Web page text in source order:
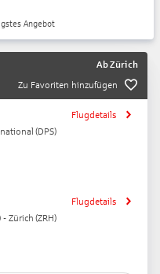
Angebot
AbZürich
Zu Favoriten hinzufügen
(DPS)
Flugdetails
- Zürich (ZRH)
Flugdetails